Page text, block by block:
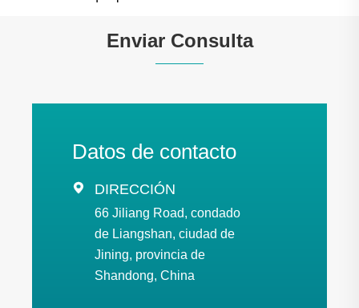
Enviar Consulta
Datos de contacto
 DIRECCIÓN
66 Jiliang Road, condado
de Liangshan, ciudad de
Jining, provincia de
Shandong, China